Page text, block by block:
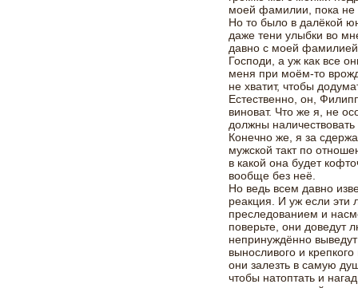
моей фамилии, пока не
Но то было в далёкой
даже тени улыбки во
давно с моей
Господи, а уж как все
меня при моём-то
не хватит, чтобы
Естественно, он,
виноват. Что же я, не
должны
Конечно же, я за
мужской такт по
в какой она будет
вообще без неё.
Но ведь всем давно
реакция. И уж если эти
преследованием и
поверьте, они доведут
непринуждённо
выносливого и
они залезть в самую
чтобы натоптать и